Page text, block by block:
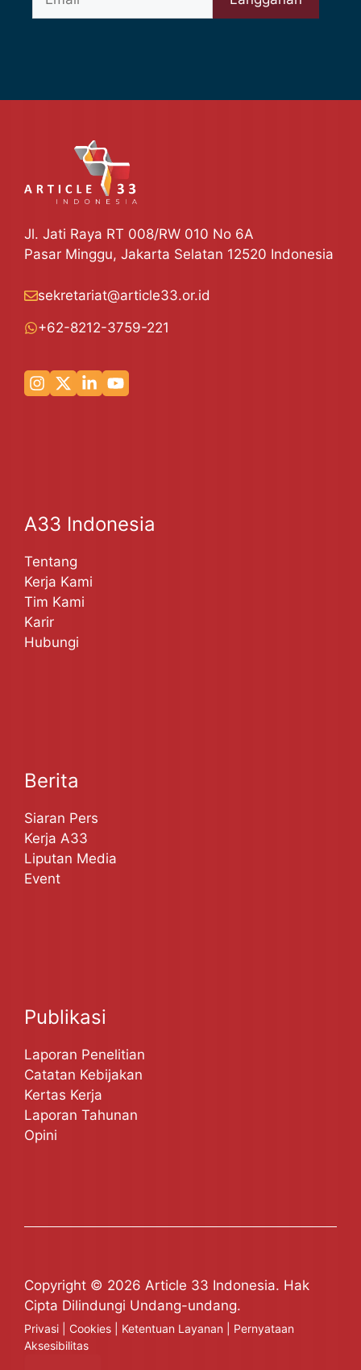
Jl. Jati Raya RT 008/RW 010 No 6A
Pasar Minggu, Jakarta Selatan 12520 Indonesia
sekretariat@article33.or.id
+62-8212-3759-221
A33 Indonesia
Tentang
Kerja Kami
Tim Kami
Karir
Hubungi
Berita
Siaran Pers
Kerja A33
Liputan Media
Event
Publikasi
Laporan Penelitian
Catatan Kebijakan
Kertas Kerja
Laporan Tahunan
Opini
Copyright © 2026 Article 33 Indonesia. Hak
Cipta Dilindungi Undang-undang.
Privasi Cookies Ketentuan Layanan
Pernyataan
Aksesibilitas